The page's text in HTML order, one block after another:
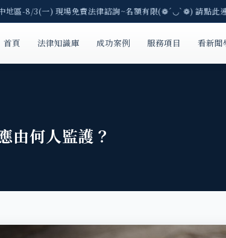
-8/3(一) 現場免費法律諮詢~名額有限(❁´◡`❁) 請點此連
首頁 法律知識庫 成功案例 服務項目 看新聞
由何人監護？